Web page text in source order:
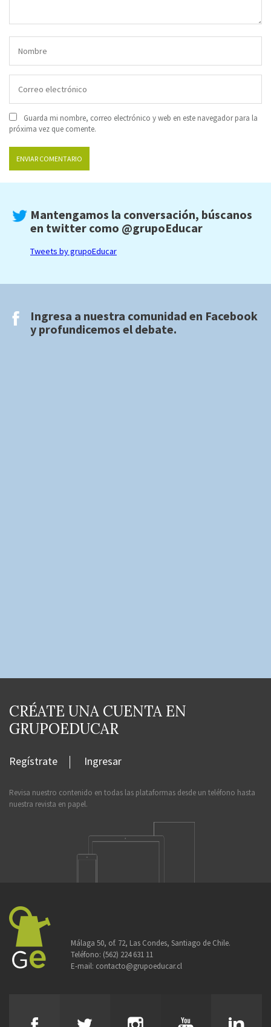
Guarda mi nombre, correo electrónico y web en este navegador para la
próxima vez que comente.
Mantengamos la conversación, búscanos
en twitter como @grupoEducar
Tweets by grupoEducar
Ingresa a nuestra comunidad en Facebook
y profundicemos el debate.
CRÉATE UNA CUENTA EN
GRUPOEDUCAR
Regístrate Ingresar
Revisa nuestro contenido en todas las plataformas desde un teléfono hasta
nuestra revista en papel.
Málaga 50, of. 72, Las Condes, Santiago de Chile.
Teléfono: (562) 224 631 11
E-mail: contacto@grupoeducar.cl